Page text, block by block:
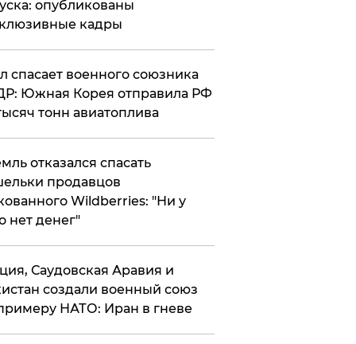
опубликованы
кадры
спасает военного союзника
Южная Корея отправила РФ
тонн авиатоплива
отказался спасать
продавцов
Wildberries: "Ни у
нет денег"
Саудовская Аравия и
создали военный союз
НАТО: Иран в гневе